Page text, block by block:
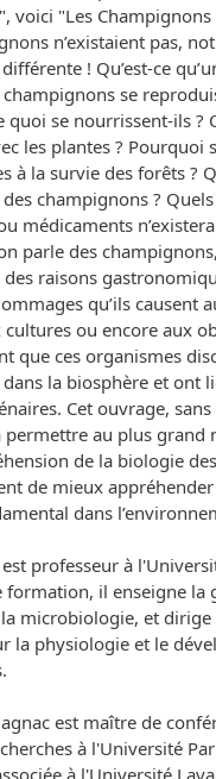
voici "Les
n’existaient pas,
! Qu’est-ce
se
quoi se nourrissent-ils ?
les plantes ? Pourquoi
à la survie des forêts ?
champignons ?
médicaments
parle des
raisons
qu’ils causent
ou encore aux
que ces organismes
la biosphère et ont
Cet ouvrage,
permettre au plus grand
de la biologie
de mieux
dans
professeur à
formation, il enseigne la
microbiologie, et
la physiologie et le
est maître de
à l'Université